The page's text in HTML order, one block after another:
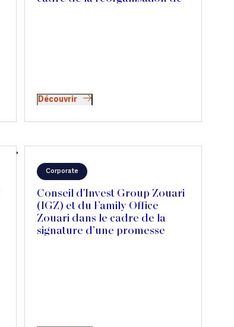
Découvrir
Corporate
Conseil d'Invest Group Zouari
(IGZ) et du Family Office
Zouari dans le cadre de la
signature d’une promesse